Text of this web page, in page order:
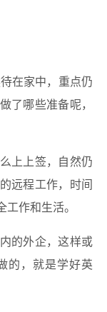
在家中，重点仍
了哪些准备呢，
上上签，自然仍
远程工作，时间
作和生活。
的外企，这样或
的，就是学好英